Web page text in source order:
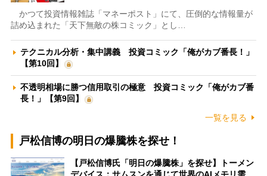
かつて投資情報雑誌「マネーポスト」にて、圧倒的な情報量が
詰め込まれた「天下無敵の株コミック」とし…
テクニカル分析・集中講義 投資コミック「俺がカブ番長！」
【第10回】
不透明相場に勝つ信用取引の極意 投資コミック「俺がカブ番
長！」【第9回】
一覧を見る
戸松信博の明日の爆騰株を探せ！
【戸松信博氏「明日の爆騰株」を探せ】トーメン